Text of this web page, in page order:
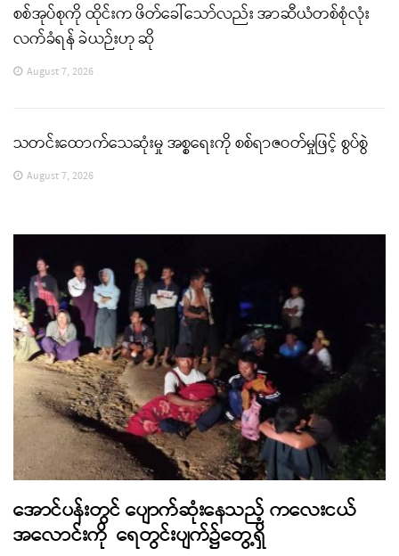
စစ်အုပ်စုကို ထိုင်းက ဖိတ်ခေါ်သော်လည်း အာဆီယံတစ်စုံလုံး
လက်ခံရန် ခဲယဉ်းဟု ဆို
August 7, 2026
သတင်းထောက်သေဆုံးမှု အစ္စရေးကို စစ်ရာဇဝတ်မှုဖြင့် စွပ်စွဲ
August 7, 2026
အောင်ပန်းတွင် ပျောက်ဆုံးနေသည့် ကလေးငယ်
အလောင်းကို ရေတွင်းပျက်၌တွေ့ရှိ